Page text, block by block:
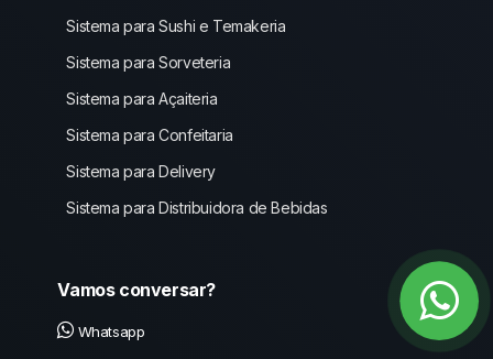
Sistema para Sushi e Temakeria
Sistema para Sorveteria
Sistema para Açaiteria
Sistema para Confeitaria
Sistema para Delivery
Sistema para Distribuidora de Bebidas
Vamos conversar?
Whatsapp